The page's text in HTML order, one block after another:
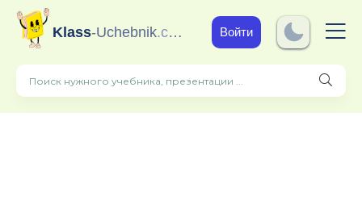
Klass-Uchebnik.com Войти